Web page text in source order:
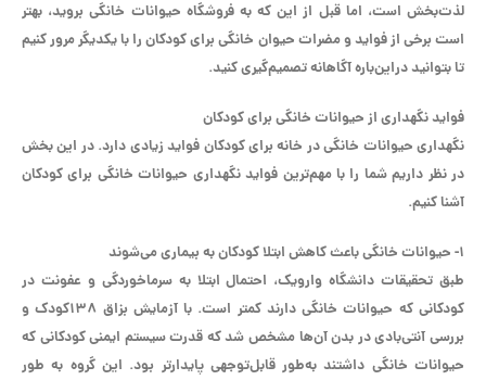
لذت‌بخش است، اما قبل از این که به فروشگاه حیوانات خانگی بروید، بهتر
است برخی از فواید و مضرات حیوان خانگی برای کودکان را با یکدیگر مرور کنیم
تا بتوانید دراین‌باره آگاهانه تصمیم‌گیری کنید.
فواید نگهداری از حیوانات خانگی برای کودکان
نگهداری حیوانات خانگی در خانه برای کودکان فواید زیادی دارد. در این بخش
در نظر داریم شما را با مهم‌ترین فواید نگهداری حیوانات خانگی برای کودکان
آشنا کنیم.
۱- حیوانات خانگی باعث کاهش ابتلا کودکان به بیماری می‌شوند
طبق تحقیقات دانشگاه وارویک، احتمال ابتلا به سرماخوردگی و عفونت در
کودکانی که حیوانات خانگی دارند کمتر است. با آزمایش بزاق ۱۳۸کودک و
بررسی آنتی‌بادی در بدن آن‌ها مشخص شد که قدرت سیستم ایمنی کودکانی که
حیوانات خانگی داشتند به‌طور قابل‌توجهی پایدارتر بود. این گروه به طور